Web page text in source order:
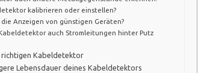
kalibrieren oder einstellen?
Anzeigen von günstigen Geräten?
auch Stromleitungen hinter Putz
Kabeldetektor
Lebensdauer deines Kabeldetektors